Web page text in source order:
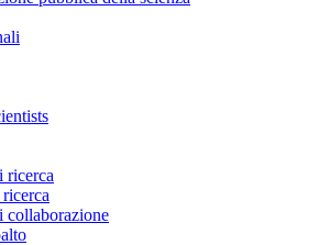
ricerca
collaborazione